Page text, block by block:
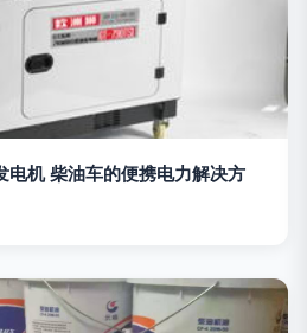
电机 柴油车的便携电力解决方